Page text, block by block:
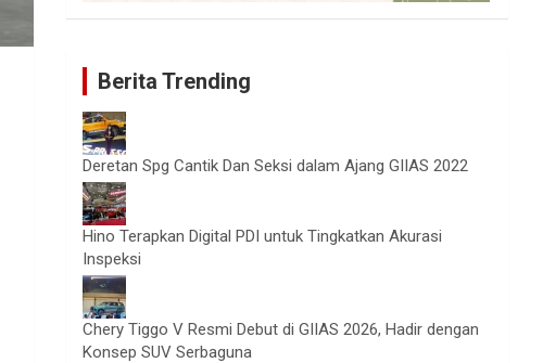
Berita Trending
Deretan Spg Cantik Dan Seksi dalam Ajang GIIAS 2022
Hino Terapkan Digital PDI untuk Tingkatkan Akurasi
Inspeksi
Chery Tiggo V Resmi Debut di GIIAS 2026, Hadir dengan
Konsep SUV Serbaguna